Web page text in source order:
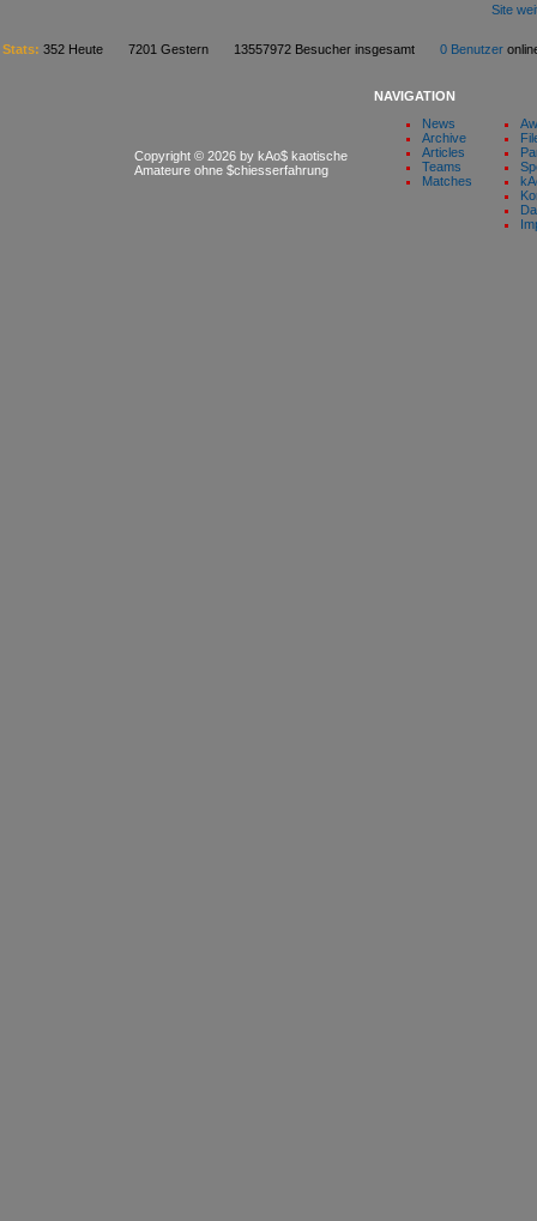
Site
Stats: 352 Heute 7201 Gestern 13557972 Besucher insgesamt 0 Benutzer
Copyright © 2026 by kAo$ kaotische
Amateure ohne $chiesserfahrung
NAVIGATION
News
Archive
Articles
Teams
Matches